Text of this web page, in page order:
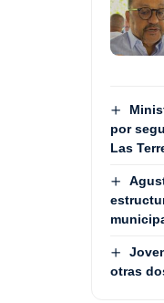
por
Las
otras